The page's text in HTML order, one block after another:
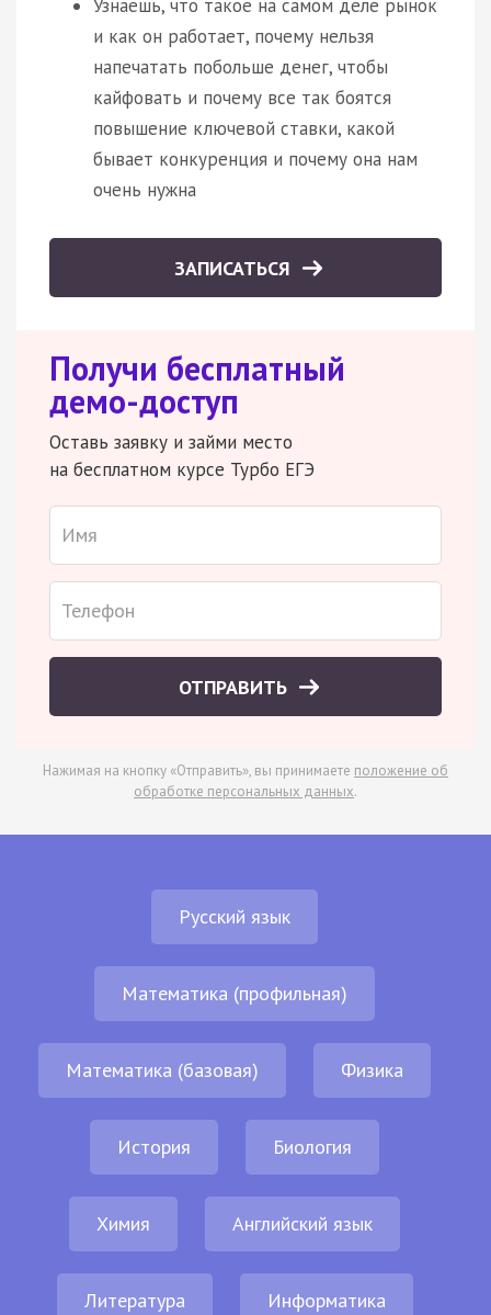
Узнаешь, что такое на самом деле рынок
и как он работает, почему нельзя
напечатать побольше денег, чтобы
кайфовать и почему все так боятся
повышение ключевой ставки, какой
бывает конкуренция и почему она нам
очень нужна
ЗАПИСАТЬСЯ
Получи бесплатный
демо-доступ
Оставь заявку и займи место
на бесплатном курсе Турбо ЕГЭ
ОТПРАВИТЬ
Нажимая на кнопку «Отправить», вы принимаете положение об
обработке персональных данных.
Русский язык
Математика (профильная)
Математика (базовая) Физика
История Биология
Химия Английский язык
Литература Информатика